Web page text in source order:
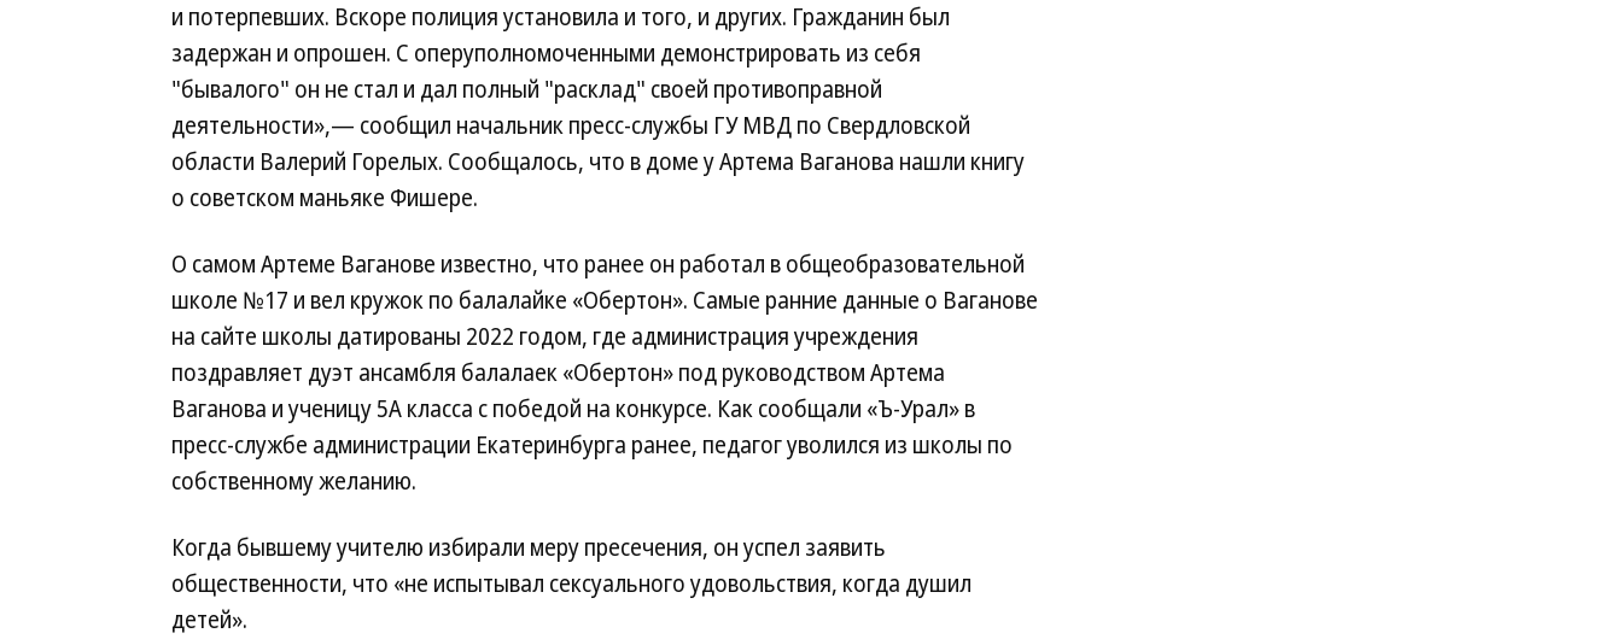
и потерпевших. Вскоре полиция установила и того, и других. Гражданин был
задержан и опрошен. С оперуполномоченными демонстрировать из себя
"бывалого" он не стал и дал полный "расклад" своей противоправной
деятельности»,— сообщил начальник пресс-службы ГУ МВД по Свердловской
области Валерий Горелых. Сообщалось, что в доме у Артема Ваганова нашли книгу
о советском маньяке Фишере.
О самом Артеме Ваганове известно, что ранее он работал в общеобразовательной
школе №17 и вел кружок по балалайке «Обертон». Самые ранние данные о Ваганове
на сайте школы датированы 2022 годом, где администрация учреждения
поздравляет дуэт ансамбля балалаек «Обертон» под руководством Артема
Ваганова и ученицу 5А класса с победой на конкурсе. Как сообщали «Ъ-Урал» в
пресс-службе администрации Екатеринбурга ранее, педагог уволился из школы по
собственному желанию.
Когда бывшему учителю избирали меру пресечения, он успел заявить
общественности, что «не испытывал сексуального удовольствия, когда душил
детей».